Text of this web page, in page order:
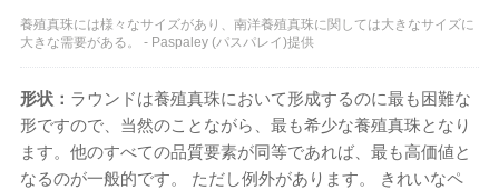
養殖真珠には様々なサイズがあり、南洋養殖真珠に関しては大きなサイズに
大きな需要がある。 - Paspaley (パスパレイ)提供
形状： ラウンドは養殖真珠において形成するのに最も困難な
形ですので、当然のことながら、最も希少な養殖真珠となり
ます。他のすべての品質要素が同等であれば、最も高価値と
なるのが一般的です。 ただし例外があります。 きれいなペ